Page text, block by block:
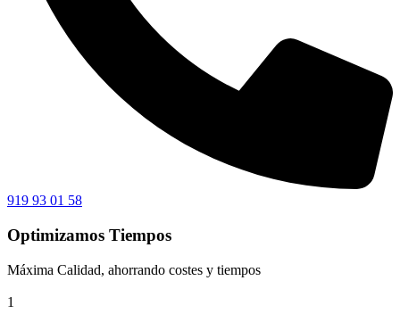
919 93 01 58
Optimizamos Tiempos
Máxima Calidad, ahorrando costes y tiempos
1